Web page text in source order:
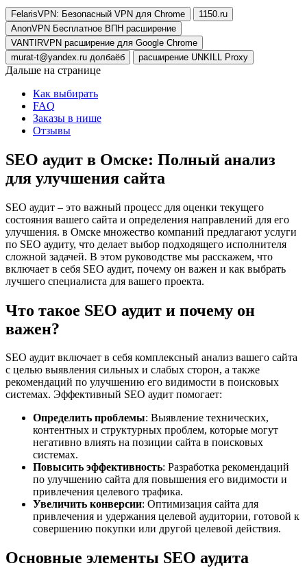
FelarisVPN: Безопасный VPN для Chrome
1150.ru
AnonVPN Бесплатное ВПН расширение
VANTIRVPN расширение для Google Chrome
murat-t@yandex.ru долбаёб
расширение UNKILL Proxy
Дальше на странице
Как выбирать
FAQ
Заказы в нише
Отзывы
SEO аудит в Омске: Полный анализ
для улучшения сайта
SEO аудит – это важный процесс для оценки текущего
состояния вашего сайта и определения направлений для его
улучшения. в Омске множество компаний предлагают услуги
по SEO аудиту, что делает выбор подходящего исполнителя
сложной задачей. В этом руководстве мы расскажем, что
включает в себя SEO аудит, почему он важен и как выбрать
лучшего специалиста для вашего проекта.
Что такое SEO аудит и почему он
важен?
SEO аудит включает в себя комплексный анализ вашего сайта
с целью выявления сильных и слабых сторон, а также
рекомендаций по улучшению его видимости в поисковых
системах. Эффективный SEO аудит помогает:
Определить проблемы: Выявление технических,
контентных и структурных проблем, которые могут
негативно влиять на позиции сайта в поисковых
системах.
Повысить эффективность: Разработка рекомендаций
по улучшению сайта для повышения его видимости и
привлечения целевого трафика.
Увеличить конверсии: Оптимизация сайта для
привлечения и удержания целевой аудитории, готовой к
совершению покупки или другой целевой действия.
Основные элементы SEO аудита